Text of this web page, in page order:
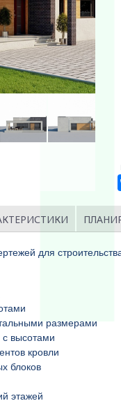
для
размерами
с высотами
кровли
блоков
этажей